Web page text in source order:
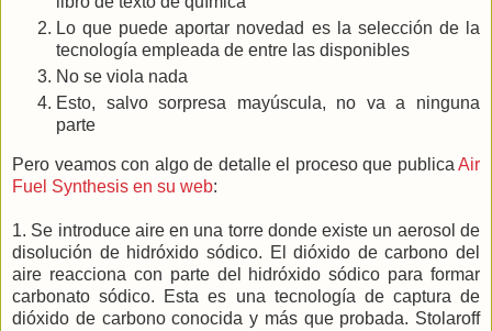
Lo que puede aportar novedad es la selección de la
tecnología empleada de entre las disponibles
No se viola nada
Esto, salvo sorpresa mayúscula, no va a ninguna
parte
Pero veamos con algo de detalle el proceso que publica Air
Fuel Synthesis en su web:
1. Se introduce aire en una torre donde existe un aerosol de
disolución de hidróxido sódico. El dióxido de carbono del
aire reacciona con parte del hidróxido sódico para formar
carbonato sódico. Esta es una tecnología de captura de
dióxido de carbono conocida y más que probada. Stolaroff